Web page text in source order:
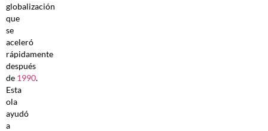
globalización
que
se
aceleró
rápidamente
después
de 1990.
Esta
ola
ayudó
a